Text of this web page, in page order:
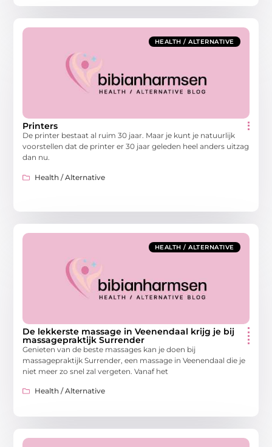
HEALTH / ALTERNATIVE
Printers
De printer bestaat al ruim 30 jaar. Maar je kunt je natuurlijk
voorstellen dat de printer er 30 jaar geleden heel anders uitzag
dan nu.
Health / Alternative
HEALTH / ALTERNATIVE
De lekkerste massage in Veenendaal krijg je bij
massagepraktijk Surrender
Genieten van de beste massages kan je doen bij
massagepraktijk Surrender, een massage in Veenendaal die je
niet meer zo snel zal vergeten. Vanaf het
Health / Alternative